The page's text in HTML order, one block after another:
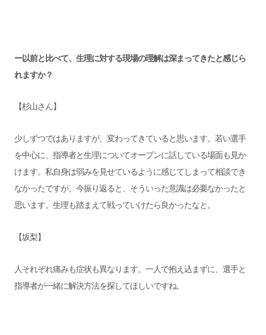
ー以前と比べて、生理に対する現場の理解は深まってきたと感じら
れますか？
【杉山さん】
少しずつではありますが、変わってきていると思います。若い選手
を中心に、指導者と生理についてオープンに話している場面も見か
けます。私自身は弱みを見せているように感じてしまって相談でき
なかったですが、今振り返ると、そういった意識は必要なかったと
思います。生理も踏まえて戦っていけたら良かったなと。
【坂梨】
人それぞれ痛みも症状も異なります。一人で抱え込まずに、選手と
指導者が一緒に解決方法を探してほしいですね。